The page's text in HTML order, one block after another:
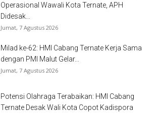
Operasional Wawali Kota Ternate, APH
Didesak...
Jumat, 7 Agustus 2026
Milad ke-62: HMI Cabang Ternate Kerja Sama
dengan PMI Malut Gelar...
Jumat, 7 Agustus 2026
Potensi Olahraga Terabaikan: HMI Cabang
Ternate Desak Wali Kota Copot Kadispora